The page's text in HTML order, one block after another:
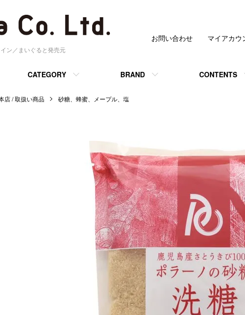
ン／まいぐると発売元
CATEGORY BRAND CONTENTS
お問い合わせ マイアカウ
店 / 取扱い商品 砂糖、蜂蜜、メープル、塩